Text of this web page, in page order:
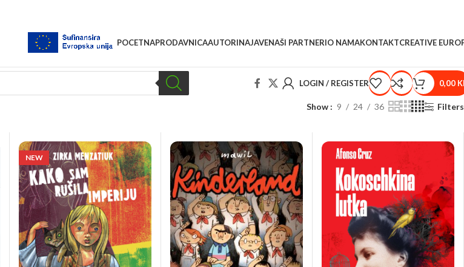
POCETNAPRODAVNICAAUTORINAJAVENAŠI PARTNERIO NAMAKONTAKTCREATIVE
LOGIN / REGISTER 0,00
Show 9 24 36 Filters
NEW